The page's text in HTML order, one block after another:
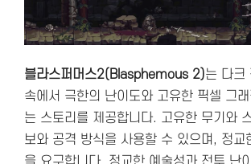
블라스퍼머스2(Blasphemous 2)는 다크
속에서 극한의 난이도와 고유한 픽셀 그
는 스토리를 제공합니다. 고유한 무기와
보와 공격 방식을 사용할 수 있으며, 정교